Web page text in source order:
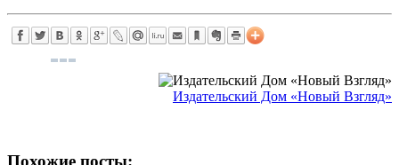
Издательский Дом «Новый Взгляд»
Похожие посты: